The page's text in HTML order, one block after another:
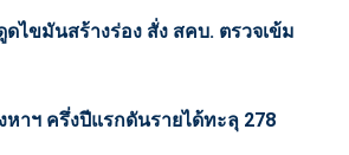
ไขมันสร้างร่อง สั่ง สคบ. ตรวจเข้ม
หาฯ ครึ่งปีแรกดันรายได้ทะลุ 278